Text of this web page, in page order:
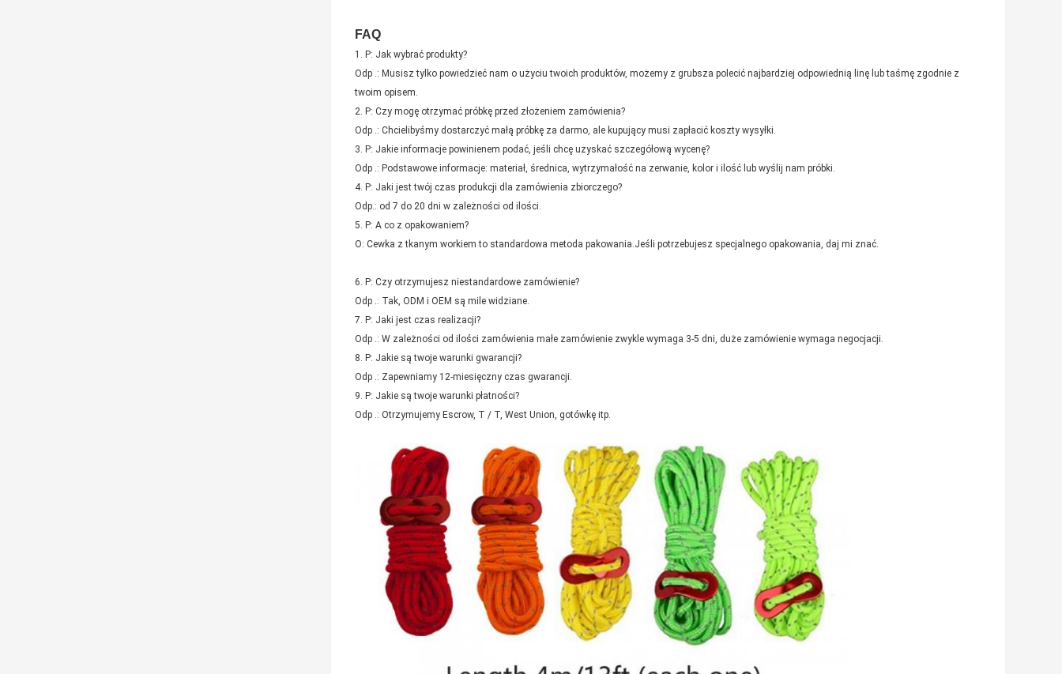
FAQ
1. P: Jak wybrać produkty?
Odp .: Musisz tylko powiedzieć nam o użyciu twoich produktów, możemy z grubsza polecić najbardziej odpowiednią linę lub taśmę zgodnie z
twoim opisem.
2. P: Czy mogę otrzymać próbkę przed złożeniem zamówienia?
Odp .: Chcielibyśmy dostarczyć małą próbkę za darmo, ale kupujący musi zapłacić koszty wysyłki.
3. P: Jakie informacje powinienem podać, jeśli chcę uzyskać szczegółową wycenę?
Odp .: Podstawowe informacje: materiał, średnica, wytrzymałość na zerwanie, kolor i ilość lub wyślij nam próbki.
4. P: Jaki jest twój czas produkcji dla zamówienia zbiorczego?
Odp.: od 7 do 20 dni w zależności od ilości.
5. P: A co z opakowaniem?
O: Cewka z tkanym workiem to standardowa metoda pakowania.Jeśli potrzebujesz specjalnego opakowania, daj mi znać.
6. P: Czy otrzymujesz niestandardowe zamówienie?
Odp .: Tak, ODM i OEM są mile widziane.
7. P: Jaki jest czas realizacji?
Odp .: W zależności od ilości zamówienia małe zamówienie zwykle wymaga 3-5 dni, duże zamówienie wymaga negocjacji.
8. P: Jakie są twoje warunki gwarancji?
Odp .: Zapewniamy 12-miesięczny czas gwarancji.
9. P: Jakie są twoje warunki płatności?
Odp .: Otrzymujemy Escrow, T / T, West Union, gotówkę itp.